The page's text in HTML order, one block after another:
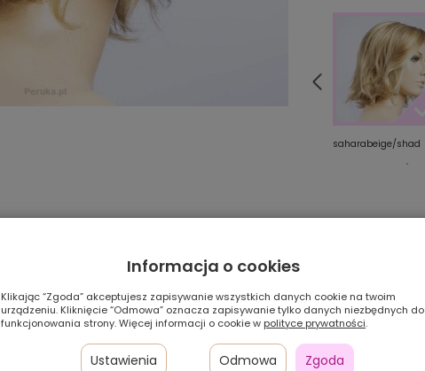
saharabeige/shad
Informacja o cookies
Klikając “Zgoda” akceptujesz zapisywanie wszystkich danych cookie na twoim
urządzeniu. Kliknięcie “Odmowa” oznacza zapisywanie tylko danych niezbędnych do
funkcjonowania strony. Więcej informacji o cookie w polityce prywatności.
Ustawienia Odmowa Zgoda